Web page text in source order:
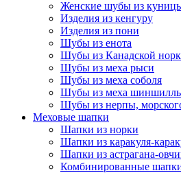
Женские шубы из
Изделия из кенгуру
Изделия из пони
Шубы из енота
Шубы из Канадской
Шубы из меха рыси
Шубы из меха соболя
Шубы из меха
Шубы из нерпы,
Меховые шапки
Шапки из норки
Шапки из каракуля-
Шапки из астрагана-
Комбинированные